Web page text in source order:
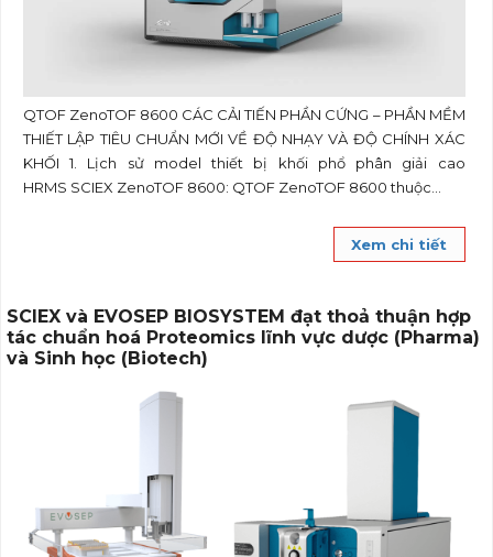
QTOF ZenoTOF 8600 CÁC CẢI TIẾN PHẦN CỨNG – PHẦN MỀM
THIẾT LẬP TIÊU CHUẨN MỚI VỀ ĐỘ NHẠY VÀ ĐỘ CHÍNH XÁC
KHỐI 1. Lịch sử model thiết bị khối phổ phân giải cao
HRMS SCIEX ZenoTOF 8600: QTOF ZenoTOF 8600 thuộc...
Xem chi tiết
SCIEX và EVOSEP BIOSYSTEM đạt thoả thuận hợp
tác chuẩn hoá Proteomics lĩnh vực dược (Pharma)
và Sinh học (Biotech)